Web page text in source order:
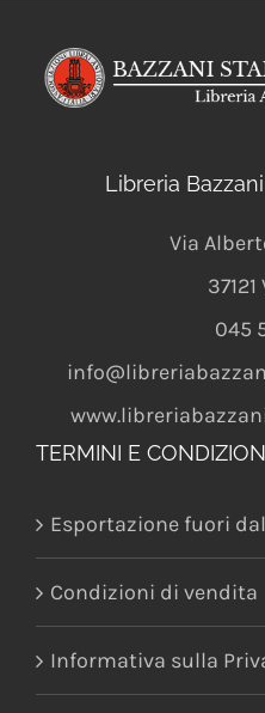
Libreria
Via
37121
045
TERMINI E
Esportazione fuori
Condizioni di vendita
Informativa sulla